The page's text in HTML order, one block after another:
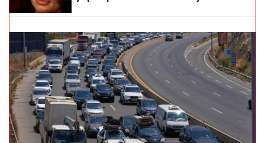
SRBIN UHAPŠEN U CRNOJ GORI
Jurcao auto-putem
više od 170 kilometara na sat
PARTIZAN OPET OSTAO BEZ
POJAČANjA: Loni Voker se vraća u
NBA ligu!